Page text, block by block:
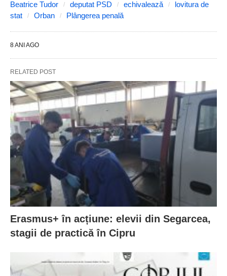
Beatrice Tudor deputat PSD echivalează
lovitura de
stat
Orban Plângerea penală
8 ANI AGO
RELATED POST
Erasmus+ în acțiune: elevii din Segarcea,
stagii de practică în Cipru